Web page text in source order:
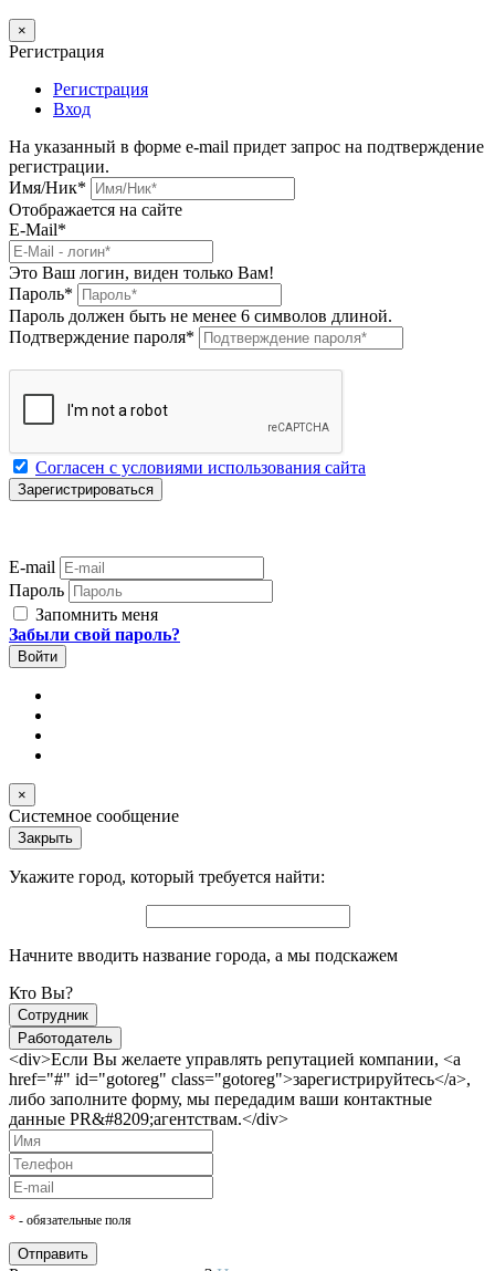
×
Регистрация
Регистрация
Вход
На указанный в форме e-mail придет запрос на подтверждение
регистрации.
Имя/Ник*
Отображается на сайте
E-Mail*
Это Ваш логин, виден только Вам!
Пароль*
Пароль должен быть не менее 6 символов длиной.
Подтверждение пароля*
Согласен с условиями использования сайта
E-mail
Пароль
Запомнить меня
Забыли свой пароль?
×
Системное сообщение
Закрыть
Укажите город, который требуется найти:
Начните вводить название города, а мы подскажем
Кто Вы?
Сотрудник
Работодатель
<div>Если Вы желаете управлять репутацией компании, <a
href="#" id="gotoreg" class="gotoreg">зарегистрируйтесь</a>,
либо заполните форму, мы передадим ваши контактные
данные PR&#8209;агентствам.</div>
* - обязательные поля